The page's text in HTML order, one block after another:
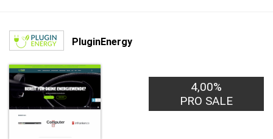
PluginEnergy
4,00%
PRO SALE